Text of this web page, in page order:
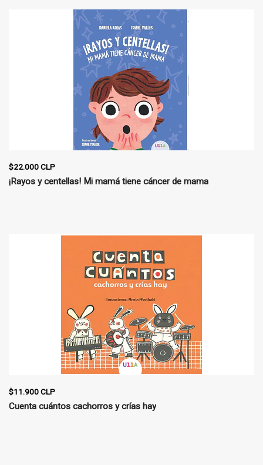
$22.000 CLP
¡Rayos y centellas! Mi mamá tiene cáncer de mama
$11.900 CLP
Cuenta cuántos cachorros y crías hay